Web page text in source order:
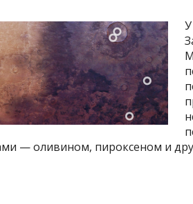
— оливином, пироксеном и